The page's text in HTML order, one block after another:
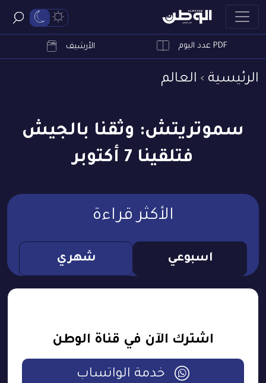
PDF عدد اليوم الأرشيف
الرئيسية العالم
سموتريتش: وثقنا بالجيش
فتلقينا 7 أكتوبر
الأكثر قراءة
اسبوعي شهري
اشترك الآن في قناة الوطن
خدمة الواتساب